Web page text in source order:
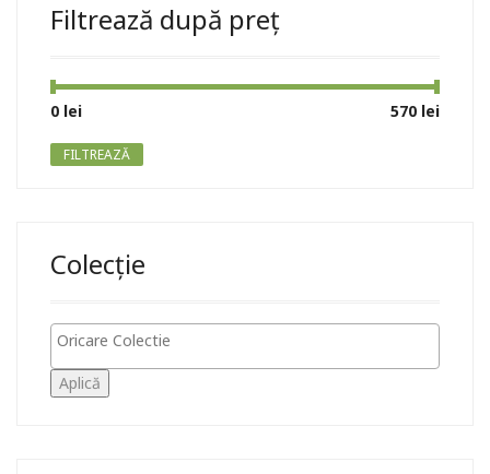
Filtrează după preț
Preț
Preț
FILTREAZĂ
0 lei 570 lei
Colecție
Aplică